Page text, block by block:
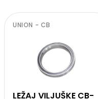
UNION - CB
LEŽAJ VILJUŠKE CB-